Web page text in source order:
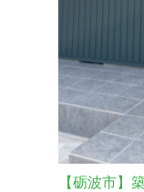
【砺波市】